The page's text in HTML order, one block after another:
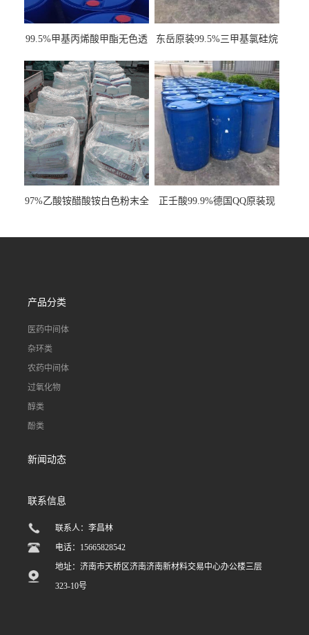
99.5%甲基丙烯酸甲酯无色透
东岳原装99.5%三甲基氯硅烷
97%乙酸铵醋酸铵白色粉末全
正壬酸99.9%德国QQ原装现
产品分类
医药中间体
杂环类
农药中间体
过氧化物
醇类
酚类
新闻动态
联系信息
联系人：李昌林
电话：15665828542
地址：济南市天桥区济南济南新材料交易中心办公楼三层
323-10号